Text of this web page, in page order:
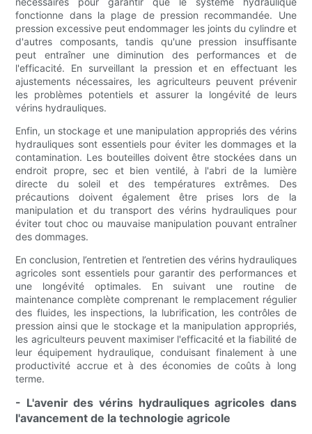
fonctionne dans la plage de pression recommandée. Une
pression excessive peut endommager les joints du cylindre et
d'autres composants, tandis qu'une pression insuffisante
peut entraîner une diminution des performances et de
l'efficacité. En surveillant la pression et en effectuant les
ajustements nécessaires, les agriculteurs peuvent prévenir
les problèmes potentiels et assurer la longévité de leurs
vérins hydrauliques.
Enfin, un stockage et une manipulation appropriés des vérins
hydrauliques sont essentiels pour éviter les dommages et la
contamination. Les bouteilles doivent être stockées dans un
endroit propre, sec et bien ventilé, à l'abri de la lumière
directe du soleil et des températures extrêmes. Des
précautions doivent également être prises lors de la
manipulation et du transport des vérins hydrauliques pour
éviter tout choc ou mauvaise manipulation pouvant entraîner
des dommages.
En conclusion, l’entretien et l’entretien des vérins hydrauliques
agricoles sont essentiels pour garantir des performances et
une longévité optimales. En suivant une routine de
maintenance complète comprenant le remplacement régulier
des fluides, les inspections, la lubrification, les contrôles de
pression ainsi que le stockage et la manipulation appropriés,
les agriculteurs peuvent maximiser l'efficacité et la fiabilité de
leur équipement hydraulique, conduisant finalement à une
productivité accrue et à des économies de coûts à long
terme.
- L'avenir des vérins hydrauliques agricoles dans
l'avancement de la technologie agricole